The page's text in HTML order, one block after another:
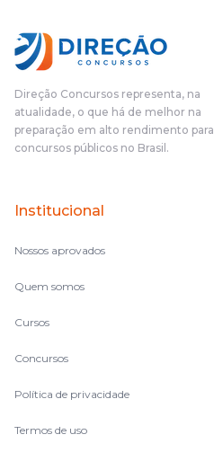
Direção Concursos representa, na
atualidade, o que há de melhor na
preparação em alto rendimento para
concursos públicos no Brasil.
Institucional
Nossos aprovados
Quem somos
Cursos
Concursos
Política de privacidade
Termos de uso